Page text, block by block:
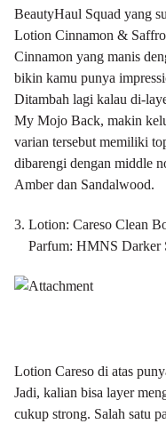
BeautyHaul Squad yang
Lotion Cinnamon &
Cinnamon yang manis
bikin kamu punya
Ditambah lagi kalau di-
My Mojo Back, makin
varian tersebut memiliki
dibarengi dengan middle
Amber dan Sandalwood.
3. Lotion: Careso Clean
Parfum: HMNS Darker
Lotion Careso di atas
Jadi, kalian bisa layer
cukup strong. Salah satu